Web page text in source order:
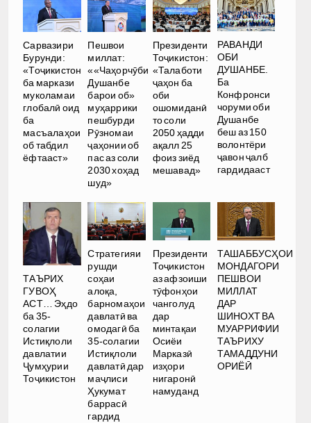
Сарвазири
Бурунди:
«Тоҷикистон
ба маркази
муколамаи
глобалӣ оид
ба
масъалаҳои
об табдил
ёфтааст»
Пешвои
миллат:
««Чаҳорчӯби
Душанбе
барои об»
муҳаррики
пешбурди
Рӯзномаи
ҷаҳонии об
пас аз соли
2030 хоҳад
шуд»
Президенти
Тоҷикистон:
«Талаботи
ҷаҳон ба
оби
ошомиданӣ
то соли
2050 ҳадди
ақалл 25
фоиз зиёд
мешавад»
РАВАНДИ
ОБИ
ДУШАНБЕ.
Ба
Конфронси
чоруми оби
Душанбе
беш аз 150
волонтёри
ҷавон ҷалб
гардидааст
ТАЪРИХ
ГУВОҲ
АСТ… Эҳдо
ба 35-
солагии
Истиқлоли
давлатии
Ҷумҳурии
Тоҷикистон
Стратегияи
рушди
соҳаи
алоқа,
барномаҳои
давлатӣ ва
омодагӣ ба
35-солагии
Истиқлоли
давлатӣ дар
маҷлиси
Ҳукумат
баррасӣ
гардид
Президенти
Тоҷикистон
аз афзоиши
тӯфонҳои
чанголуд
дар
минтақаи
Осиёи
Марказӣ
изҳори
нигаронӣ
намуданд
ТАШАББУСҲОИ
МОНДАГОРИ
ПЕШВОИ
МИЛЛАТ
ДАР
ШИНОХТ ВА
МУАРРИФИИ
ТАЪРИХУ
ТАМАДДУНИ
ОРИЁӢ